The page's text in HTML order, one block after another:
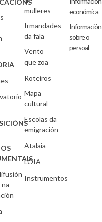
mulleres
Irmandades
da fala
Vento
que zoa
Roteiros
Mapa
cultural
Escolas da
emigración
Atalaia
LOIA
Instrumentos
económica
Información
sobre o
persoal